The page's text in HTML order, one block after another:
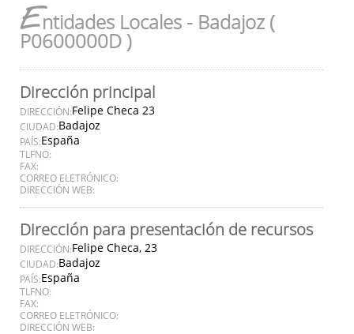
Entidades Locales - Badajoz (
P0600000D )
Dirección principal
DIRECCIÓN:Felipe Checa 23
CIUDAD:Badajoz
PAÍS:España
TLFNO:
FAX:
CORREO ELETRÓNICO:
DIRECCIÓN WEB:
Dirección para presentación de recursos
DIRECCIÓN:Felipe Checa, 23
CIUDAD:Badajoz
PAÍS:España
TLFNO:
FAX:
CORREO ELETRÓNICO:
DIRECCIÓN WEB: